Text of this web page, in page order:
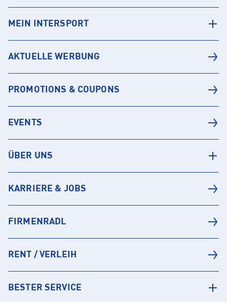
MEIN INTERSPORT
AKTUELLE WERBUNG
PROMOTIONS & COUPONS
EVENTS
ÜBER UNS
KARRIERE & JOBS
FIRMENRADL
RENT / VERLEIH
BESTER SERVICE